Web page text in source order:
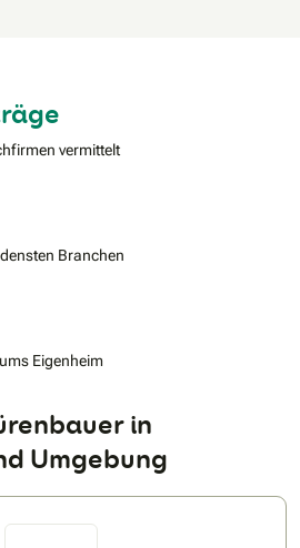
vermittelt
Branchen
Eigenheim
in
Umgebung